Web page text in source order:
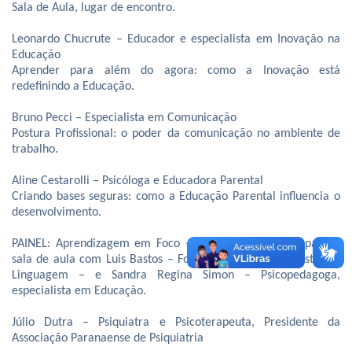
Sala de Aula, lugar de encontro.
Leonardo Chucrute – Educador e especialista em Inovação na
Educação
Aprender para além do agora: como a Inovação está
redefinindo a Educação.
Bruno Pecci – Especialista em Comunicação
Postura Profissional: o poder da comunicação no ambiente de
trabalho.
Aline Cestarolli – Psicóloga e Educadora Parental
Criando bases seguras: como a Educação Parental influencia o
desenvolvimento.
PAINEL: Aprendizagem em Foco – Desafios e Soluções para a
sala de aula com Luis Bastos – Fonoaudiólogo, especialista em
Linguagem – e Sandra Regina Simon – Psicopedagoga,
especialista em Educação.
Júlio Dutra – Psiquiatra e Psicoterapeuta, Presidente da
Associação Paranaense de Psiquiatria